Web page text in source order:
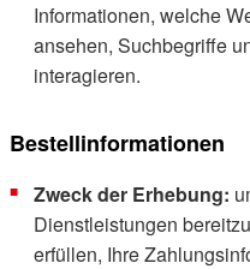
Informationen, welche
ansehen, Suchbegriffe
interagieren.
Bestellinformationen
Zweck der Erhebung:
Dienstleistungen
erfüllen, Ihre